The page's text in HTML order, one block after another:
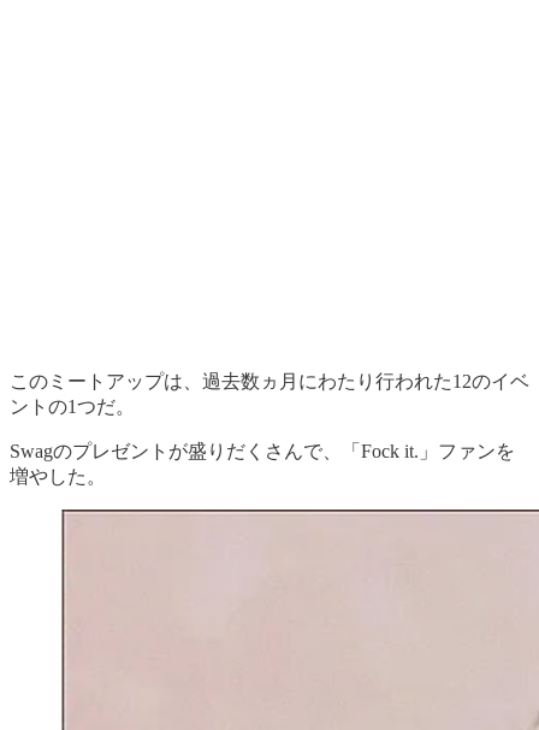
このミートアップは、過去数ヵ月にわたり行われた12のイベ
ントの1つだ。
Swagのプレゼントが盛りだくさんで、「Fock it.」ファンを
増やした。